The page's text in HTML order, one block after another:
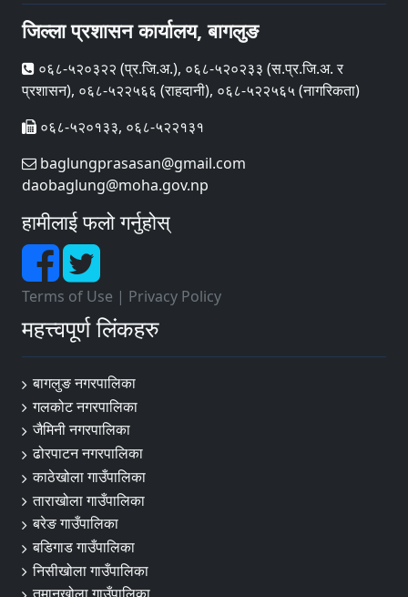
जिल्ला प्रशासन कार्यालय, बागलुङ
०६८-५२०३२२ (प्र‍.जि.अ.), ०६८-५२०२३३ (स.प्र.जि.अ. र
प्रशासन), ०६८-५२२५६६ (राहदानी), ०६८-५२२५६५ (नागरिकता)
०६८-५२०१३३, ०६८-५२२१३१
baglungprasasan@gmail.com
daobaglung@moha.gov.np
हामीलाई फलो गर्नुहोस्
Terms of Use | Privacy Policy
महत्त्वपूर्ण लिंकहरु
बागलुङ नगरपालिका
गलकोट नगरपालिका
जैमिनी नगरपालिका
ढोरपाटन नगरपालिका
काठेखोला गाउँपालिका
ताराखोला गाउँपालिका
बरेङ गाउँपालिका
बडिगाड गाउँपालिका
निसीखोला गाउँपालिका